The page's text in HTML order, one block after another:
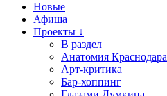
Новые
Афиша
Проекты ↓
В раздел
Анатомия Краснодара
Арт-критика
Бар-хоппинг